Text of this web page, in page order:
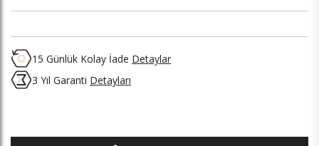
15 Günlük Kolay İade Detaylar
3 Yıl Garanti Detayları